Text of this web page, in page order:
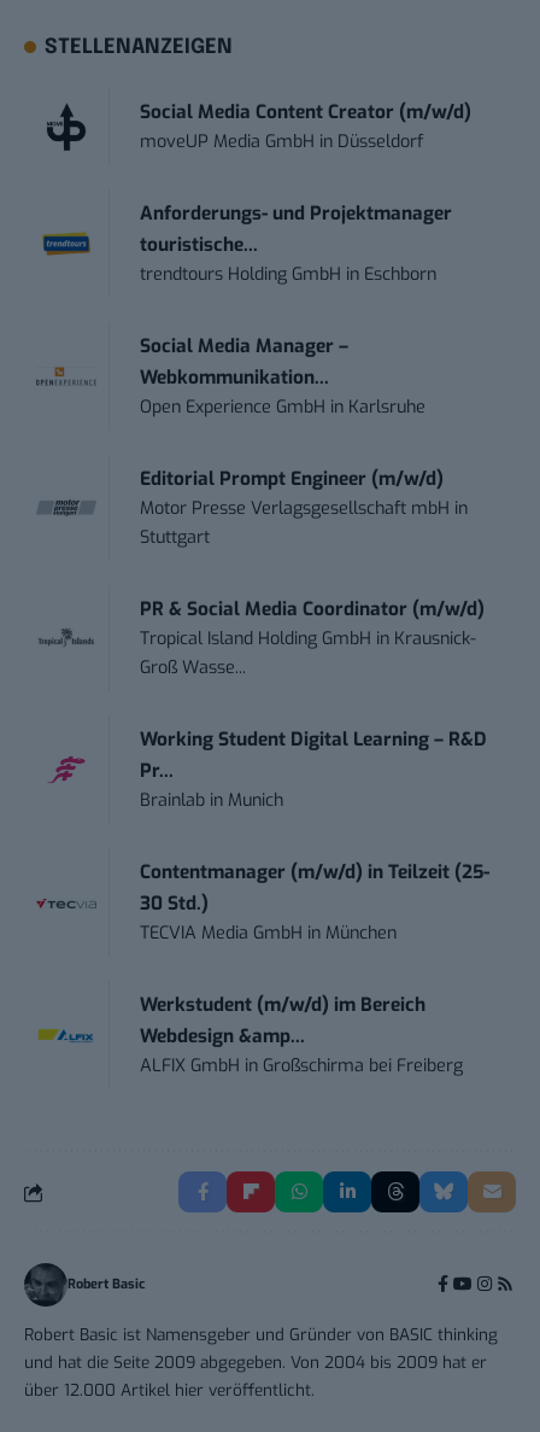
STELLENANZEIGEN
Social Media Content Creator (m/w/d)
moveUP Media GmbH in Düsseldorf
Anforderungs- und Projektmanager
touristische...
trendtours Holding GmbH in Eschborn
Social Media Manager –
Webkommunikation...
Open Experience GmbH in Karlsruhe
Editorial Prompt Engineer (m/w/d)
Motor Presse Verlagsgesellschaft mbH in
Stuttgart
PR & Social Media Coordinator (m/w/d)
Tropical Island Holding GmbH in Krausnick-
Groß Wasse...
Working Student Digital Learning – R&D
Pr...
Brainlab in Munich
Contentmanager (m/w/d) in Teilzeit (25-
30 Std.)
TECVIA Media GmbH in München
Werkstudent (m/w/d) im Bereich
Webdesign &amp...
ALFIX GmbH in Großschirma bei Freiberg
Robert Basic
Robert Basic ist Namensgeber und Gründer von BASIC thinking
und hat die Seite 2009 abgegeben. Von 2004 bis 2009 hat er
über 12.000 Artikel hier veröffentlicht.